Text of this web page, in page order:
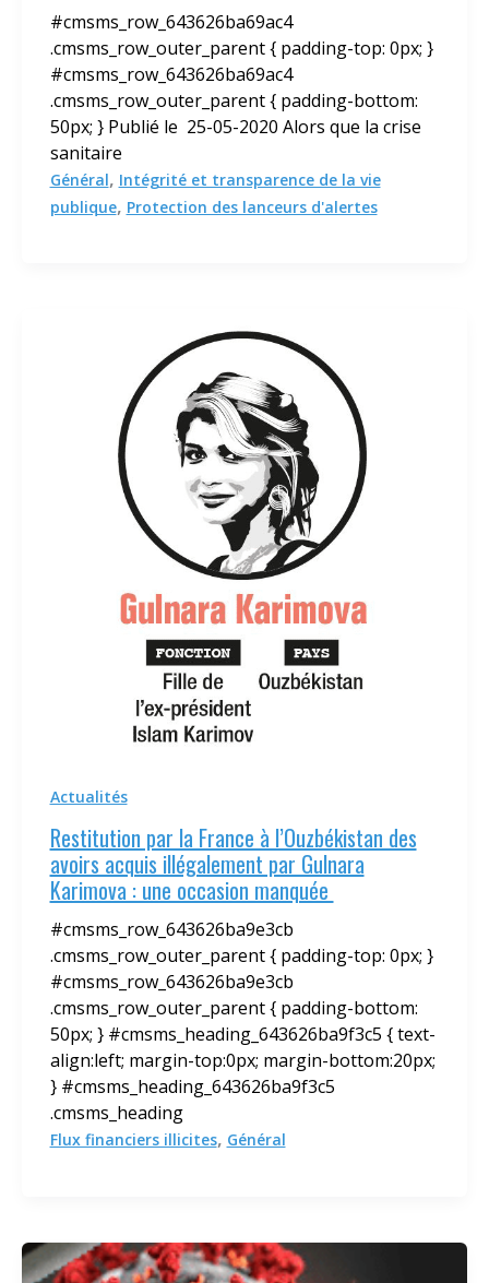
#cmsms_row_643626ba69ac4
.cmsms_row_outer_parent { padding-top: 0px; }
#cmsms_row_643626ba69ac4
.cmsms_row_outer_parent { padding-bottom:
50px; } Publié le 25-05-2020 Alors que la crise
sanitaire
Général, Intégrité et transparence de la vie
publique, Protection des lanceurs d'alertes
Actualités
Restitution par la France à l’Ouzbékistan des
avoirs acquis illégalement par Gulnara
Karimova : une occasion manquée
#cmsms_row_643626ba9e3cb
.cmsms_row_outer_parent { padding-top: 0px; }
#cmsms_row_643626ba9e3cb
.cmsms_row_outer_parent { padding-bottom:
50px; } #cmsms_heading_643626ba9f3c5 { text-
align:left; margin-top:0px; margin-bottom:20px;
} #cmsms_heading_643626ba9f3c5
.cmsms_heading
Flux financiers illicites, Général